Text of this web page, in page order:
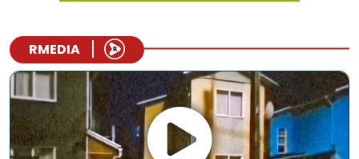
RMEDIA